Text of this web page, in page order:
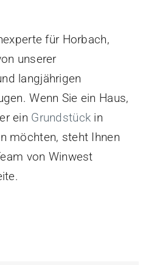
für Horbach,
unserer
langjährigen
Wenn Sie ein Haus,
ein Grundstück in
möchten, steht Ihnen
von Winwest